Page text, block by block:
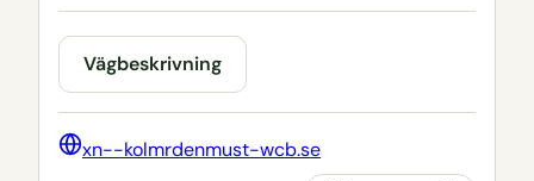
Vägbeskrivning
xn--kolmrdenmust-wcb.se